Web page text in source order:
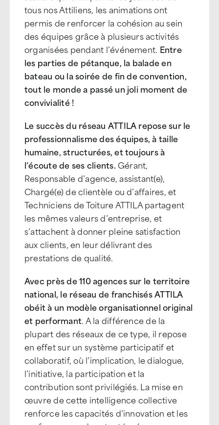
tous nos Attiliens, les animations ont
permis de renforcer la cohésion au sein
des équipes grâce à plusieurs activités
organisées pendant l’événement. Entre
les parties de pétanque, la balade en
bateau ou la soirée de fin de convention,
tout le monde a passé un joli moment de
convivialité !
Le succès du réseau ATTILA repose sur le
professionnalisme des équipes, à taille
humaine, structurées, et toujours à
l’écoute de ses clients. Gérant,
Responsable d’agence, assistant(e),
Chargé(e) de clientèle ou d’affaires, et
Techniciens de Toiture ATTILA partagent
les mêmes valeurs d’entreprise, et
s’attachent à donner pleine satisfaction
aux clients, en leur délivrant des
prestations de qualité.
Avec près de 110 agences sur le territoire
national, le réseau de franchisés ATTILA
obéit à un modèle organisationnel original
et performant. A la différence de la
plupart des réseaux de ce type, il repose
en effet sur un système participatif et
collaboratif, où l’implication, le dialogue,
l’initiative, la participation et la
contribution sont privilégiés. La mise en
œuvre de cette intelligence collective
renforce les capacités d’innovation et les